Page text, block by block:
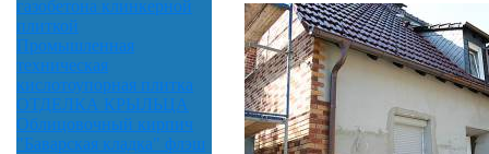
газобетона клинкерной
плиткой
Промышленная
техническая
кислотоупорная плитка
ОТДЕЛКА КРЫЛЬЦА
Облицовочный кирпич
"Баварская кладка" флэш